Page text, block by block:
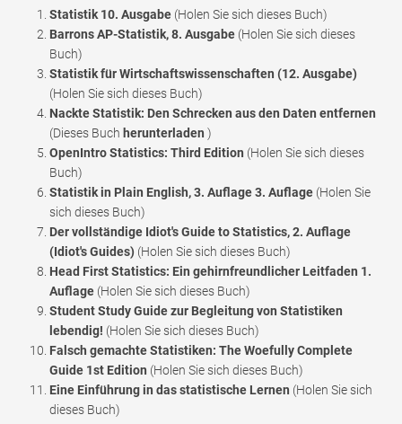
Statistik 10. Ausgabe (Holen Sie sich dieses Buch)
Barrons AP-Statistik, 8. Ausgabe (Holen Sie sich dieses
Buch)
Statistik für Wirtschaftswissenschaften (12. Ausgabe)
(Holen Sie sich dieses Buch)
Nackte Statistik: Den Schrecken aus den Daten entfernen
(Dieses Buch herunterladen )
OpenIntro Statistics: Third Edition (Holen Sie sich dieses
Buch)
Statistik in Plain English, 3. Auflage 3. Auflage (Holen Sie
sich dieses Buch)
Der vollständige Idiot's Guide to Statistics, 2. Auflage
(Idiot's Guides) (Holen Sie sich dieses Buch)
Head First Statistics: Ein gehirnfreundlicher Leitfaden 1.
Auflage (Holen Sie sich dieses Buch)
Student Study Guide zur Begleitung von Statistiken
lebendig! (Holen Sie sich dieses Buch)
Falsch gemachte Statistiken: The Woefully Complete
Guide 1st Edition (Holen Sie sich dieses Buch)
Eine Einführung in das statistische Lernen (Holen Sie sich
dieses Buch)